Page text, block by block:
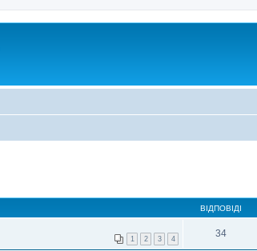
ВІДПОВІДІ
1 2 3 4 34